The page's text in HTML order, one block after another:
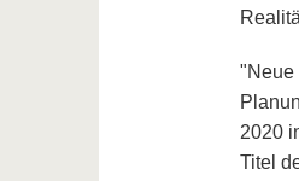
"Neue
2020
Titel